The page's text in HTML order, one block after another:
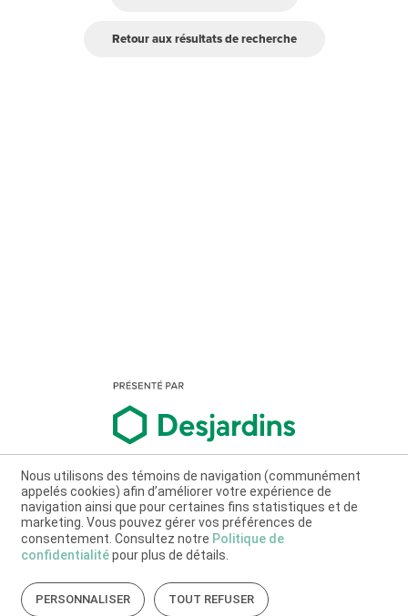
Retour aux résultats de recherche
Nous utilisons des témoins de navigation (communément
appelés cookies) afin d’améliorer votre expérience de
navigation ainsi que pour certaines fins statistiques et de
marketing. Vous pouvez gérer vos préférences de
consentement. Consultez notre Politique de
confidentialitépour plus de détails.
PERSONNALISER TOUT REFUSER